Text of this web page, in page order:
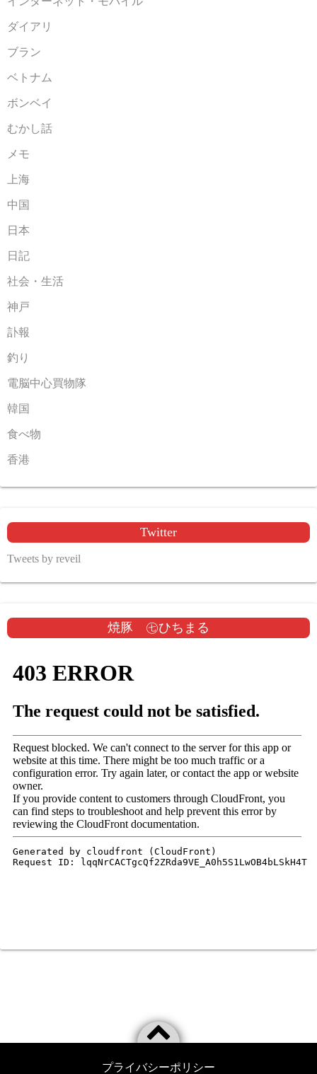
ダイアリ
ブラン
ベトナム
ボンベイ
むかし話
メモ
上海
中国
日本
日記
社会・生活
神戸
訃報
釣り
電脳中心買物隊
韓国
食べ物
香港
Twitter
Tweets by reveil
焼豚 ㊆ひちまる
プライバシーポリシー